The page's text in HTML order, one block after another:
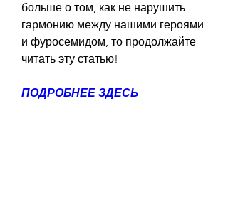
больше о том, как не нарушить
гармонию между нашими героями
и фуросемидом, то продолжайте
читать эту статью!
ПОДРОБНЕЕ ЗДЕСЬ